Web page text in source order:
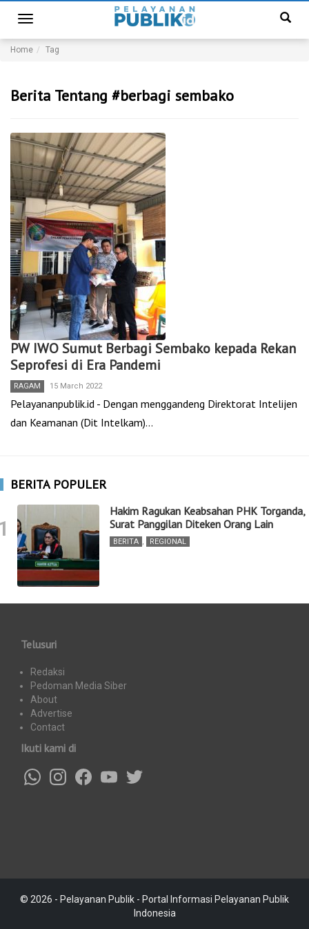
Toggle
navigation
Home Tag
Berita Tentang #berbagi sembako
PW IWO Sumut Berbagi Sembako kepada Rekan
Seprofesi di Era Pandemi
RAGAM 15 March 2022
Pelayananpublik.id - Dengan menggandeng Direktorat Intelijen
dan Keamanan (Dit Intelkam)…
BERITA POPULER
Hakim Ragukan Keabsahan PHK Torganda,
Surat Panggilan Diteken Orang Lain
BERITA , REGIONAL
Telusuri
Redaksi
Pedoman Media Siber
About
Advertise
Contact
Ikuti kami di
© 2026 - Pelayanan Publik - Portal Informasi Pelayanan Publik
Indonesia